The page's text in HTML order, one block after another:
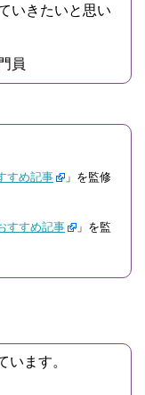
いきたいと思い
員
すめ記事
」を監修
すすめ記事
」を監
います。